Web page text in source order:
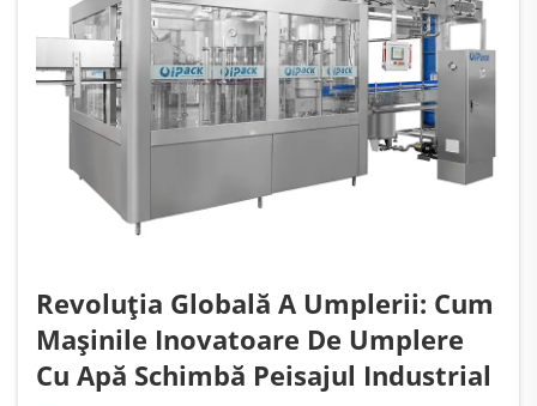
Revoluția Globală A Umplerii: Cum
Mașinile Inovatoare De Umplere
Cu Apă Schimbă Peisajul Industrial